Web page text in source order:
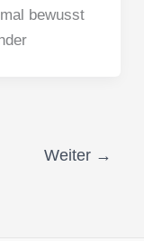
bewusst
Weiter →